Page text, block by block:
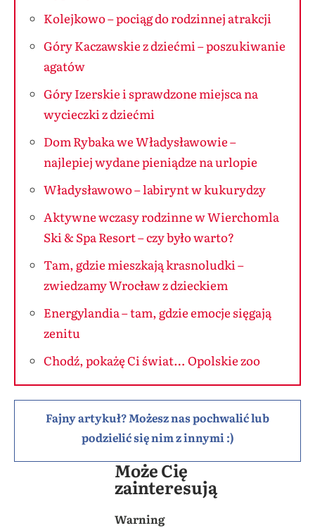
Kolejkowo – pociąg do rodzinnej atrakcji
Góry Kaczawskie z dziećmi – poszukiwanie
agatów
Góry Izerskie i sprawdzone miejsca na
wycieczki z dziećmi
Dom Rybaka we Władysławowie –
najlepiej wydane pieniądze na urlopie
Władysławowo – labirynt w kukurydzy
Aktywne wczasy rodzinne w Wierchomla
Ski & Spa Resort – czy było warto?
Tam, gdzie mieszkają krasnoludki –
zwiedzamy Wrocław z dzieckiem
Energylandia – tam, gdzie emocje sięgają
zenitu
Chodź, pokażę Ci świat… Opolskie zoo
Fajny artykuł? Możesz nas pochwalić lub
podzielić się nim z innymi :)
Może Cię
zainteresują
Warning